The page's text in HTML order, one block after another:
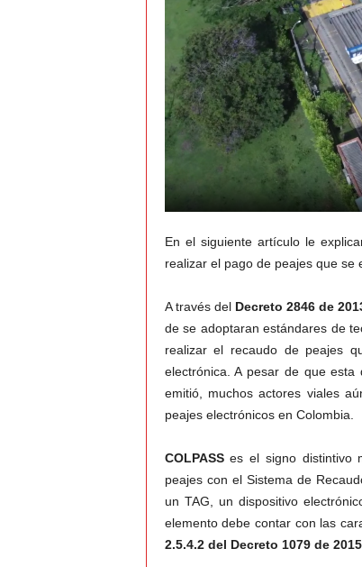
s
h
–
C
v
o
l
o
m
b
En el siguiente artículo le
realizar el pago de peajes que se
A través del Decreto 2846 de
de se adoptaran estándares de
realizar el recaudo de peajes
electrónica. A pesar de que
emitió, muchos actores viales
peajes electrónicos en Colombia.
COLPASSes el signo distintivo
peajes con el Sistema de
un TAG, un dispositivo
elemento debe contar con las
2.5.4.2 del Decreto 1079 de